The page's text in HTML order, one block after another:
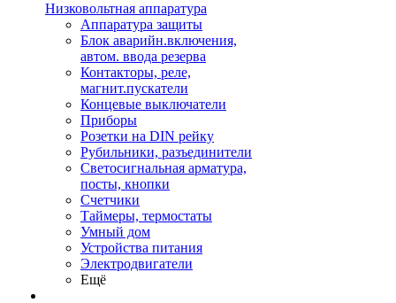
Низковольтная аппаратура
Аппаратура защиты
Блок аварийн.включения,
автом. ввода резерва
Контакторы, реле,
магнит.пускатели
Концевые выключатели
Приборы
Розетки на DIN рейку
Рубильники, разъединители
Светосигнальная арматура,
посты, кнопки
Счетчики
Таймеры, термостаты
Умный дом
Устройства питания
Электродвигатели
Ещё